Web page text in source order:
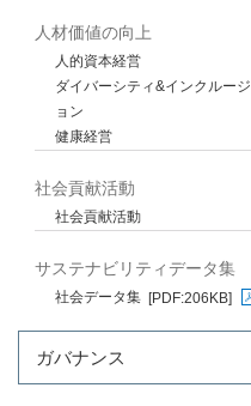
人材価値の向上
人的資本経営
ダイバーシティ&インクルージ
ョン
健康経営
社会貢献活動
社会貢献活動
サステナビリティデータ集
社会データ集 [PDF:206KB]
ガバナンス